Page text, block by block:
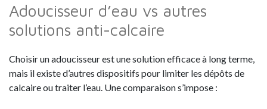
Adoucisseur d’eau vs autres
solutions anti-calcaire
Choisir un adoucisseur est une solution efficace à long terme,
mais il existe d’autres dispositifs pour limiter les dépôts de
calcaire ou traiter l’eau. Une comparaison s’impose :